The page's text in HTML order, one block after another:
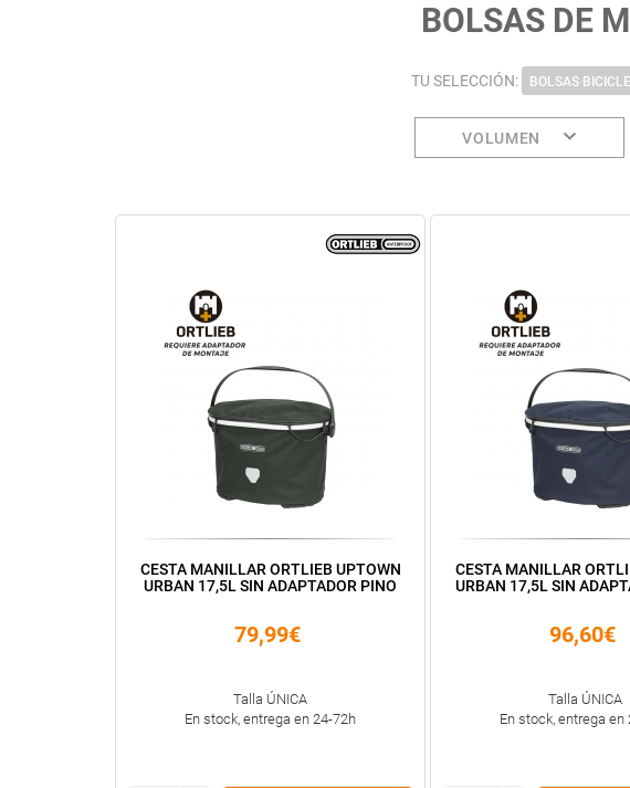
BOLSAS DE
TU SELECCIÓN: BOLSAS
VOLUMEN
CESTA MANILLAR ORTLIEB UPTOWN
URBAN 17,5L SIN ADAPTADOR PINO
79,99€
Talla ÚNICA
En stock, entrega en 24-72h
CESTA MANILLAR
URBAN 17,5L SIN
96,60€
Talla ÚNICA
En stock, entrega en